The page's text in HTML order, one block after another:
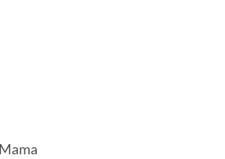
Mama